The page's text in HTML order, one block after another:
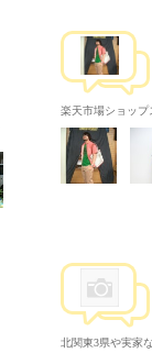
楽天市場ショッ
北関東3県や実家